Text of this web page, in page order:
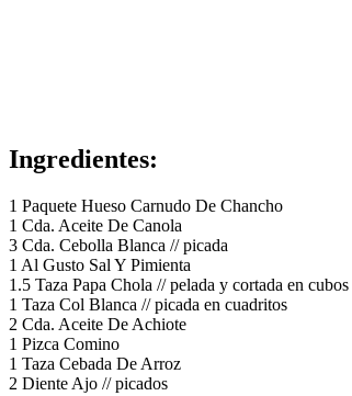
Ingredientes:
1 Paquete Hueso Carnudo De Chancho
1 Cda. Aceite De Canola
3 Cda. Cebolla Blanca // picada
1 Al Gusto Sal Y Pimienta
1.5 Taza Papa Chola // pelada y cortada en cubos
1 Taza Col Blanca // picada en cuadritos
2 Cda. Aceite De Achiote
1 Pizca Comino
1 Taza Cebada De Arroz
2 Diente Ajo // picados